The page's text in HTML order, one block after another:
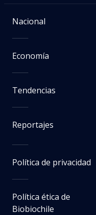
Nacional
Economía
Tendencias
Reportajes
Política de privacidad
Política ética de
Biobiochile